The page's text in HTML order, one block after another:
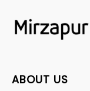
ABOUT US